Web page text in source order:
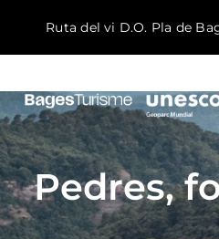
Skip to content
Ruta del vi D.O. Pla de
Pedres,